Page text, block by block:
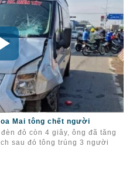
Mai tông chết người
đỏ còn 4 giây, ông đã tăng
sau đó tông trúng 3 người